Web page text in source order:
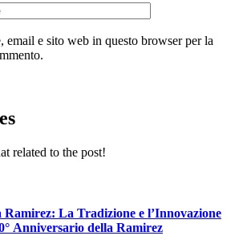
email e sito web in questo browser per la
related to the post!
La Tradizione e l’Innovazione
Anniversario della Ramirez